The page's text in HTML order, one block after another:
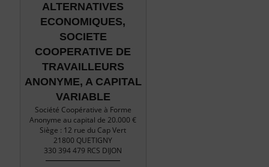
ALTERNATIVES
ECONOMIQUES,
SOCIETE
COOPERATIVE DE
TRAVAILLEURS
ANONYME, A CAPITAL
VARIABLE
Société Coopérative à Forme
Anonyme au capital de 20.000 €
Siège : 12 rue du Cap Vert
21800 QUETIGNY
330 394 479 RCS DIJON